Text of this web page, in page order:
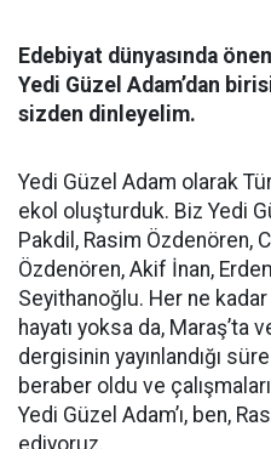
Edebiyat dünyasında
Yedi Güzel Adam’dan
sizden dinleyelim.
Yedi Güzel Adam olarak
ekol oluşturduk. Biz Yedi
Pakdil, Rasim Özdenören,
Özdenören, Akif İnan,
Seyithanoğlu. Her ne kadar
hayatı yoksa da, Maraş’ta
dergisinin yayınlandığı
beraber oldu ve
Yedi Güzel Adam’ı, ben,
ediyoruz.